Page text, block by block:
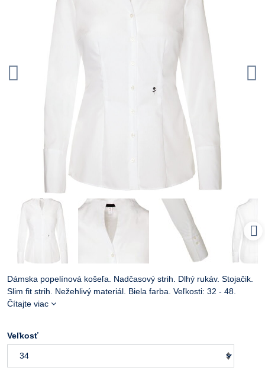
Dámska popelínová košeľa. Nadčasový strih. Dlhý rukáv. Stojačik.
Slim fit strih. Nežehlivý materiál. Biela farba. Veľkosti: 32 - 48.
Čítajte viac
Veľkosť